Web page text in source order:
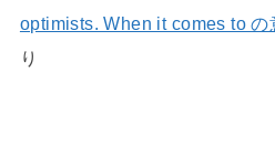
optimists. When it comes to の
り